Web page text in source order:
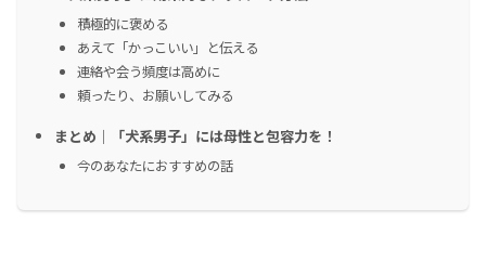
積極的に褒める
あえて「かっこいい」と伝える
連絡や会う頻度は高めに
頼ったり、お願いしてみる
まとめ｜「犬系男子」には母性と包容力を！
今のあなたにおすすめの話